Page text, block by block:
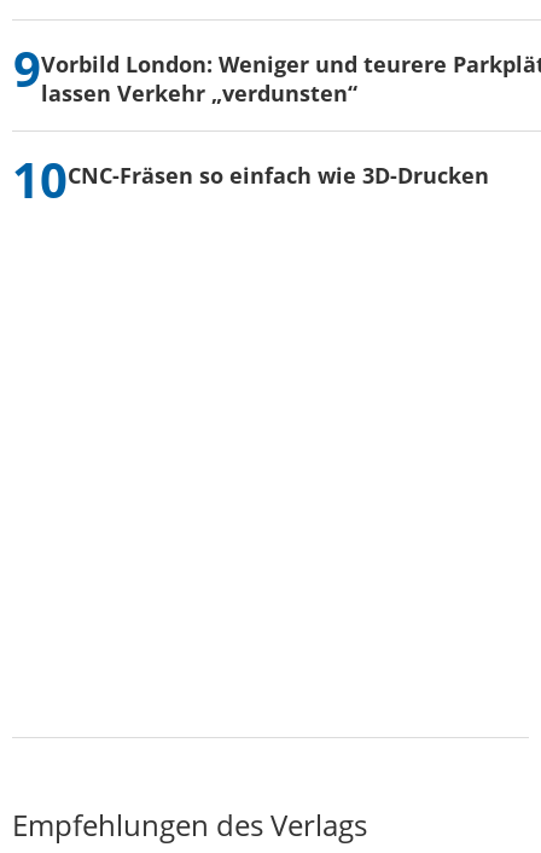
Vorbild London: Weniger und teurere
lassen Verkehr „verdunsten“
CNC-Fräsen so einfach wie 3D-Drucken
Empfehlungen des Verlags